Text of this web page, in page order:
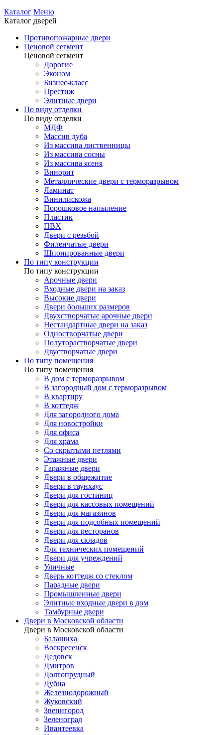
Каталог Меню
Каталог дверей
Противопожарные двери
Ценовой сегмент
Ценовой сегмент
Дорогие
Эконом
Бизнес-класс
Престиж
Элитные двери
По виду отделки
По виду отделки
МДФ
Массив дуба
Из массива лиственницы
Из массива сосны
Из массива ясеня
Винорит
Металлические двери с терморазрывом
Ламинат
Винилискожа
Порошковое напыление
Пластик
ПВХ
Двери с резьбой
Филенчатые двери
Шпонированные двери
По типу конструкции
По типу конструкции
Арочные двери
Входные двери на заказ
Высокие двери
Двери больших размеров
Двухстворчатые арочные двери
Нестандартные двери на заказ
Одностворчатые двери
Полуторастворчатые двери
Двустворчатые двери
По типу помещения
По типу помещения
В дом с терморазрывом
В загородный дом с терморазрывом
В квартиру
В коттедж
Для загородного дома
Для новостройки
Для офиса
Для храма
Со скрытыми петлями
Этажные двери
Гаражные двери
Двери в общежитие
Двери в таунхаус
Двери для гостиниц
Двери для кассовых помещений
Двери для магазинов
Двери для подсобных помещений
Двери для ресторанов
Двери для складов
Для технических помещений
Двери для учреждений
Уличные
Дверь коттедж со стеклом
Парадные двери
Промышленные двери
Элитные входные двери в дом
Тамбурные двери
Двери в Московской области
Двери в Московской области
Балашиха
Воскресенск
Дедовск
Дмитров
Долгопрудный
Дубна
Железнодорожный
Жуковский
Звенигород
Зеленоград
Ивантеевка